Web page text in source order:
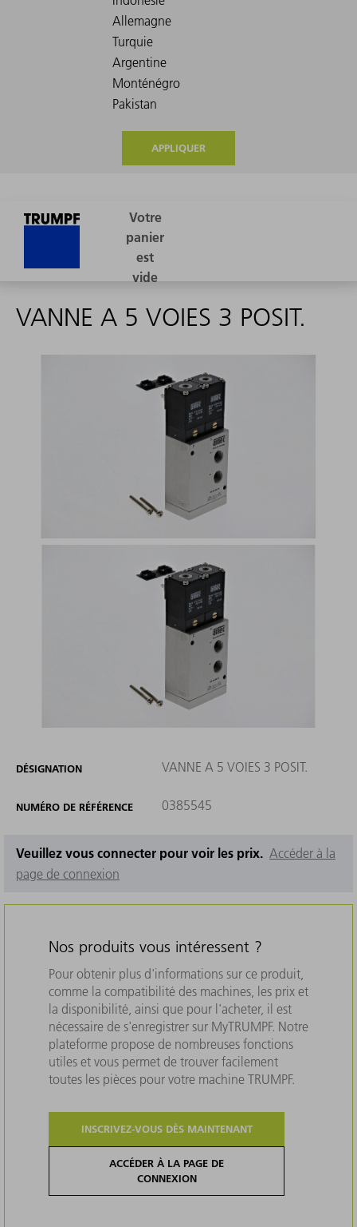
APPLIQUER
VANNE A 5 VOIES 3 POSIT.
DÉSIGNATION VANNE A 5 VOIES 3 POSIT.
NUMÉRO DE RÉFÉRENCE 0385545
Veuillez vous connecter pour voir les prix. Accéder à la
page de connexion
Nos produits vous intéressent ?
Pour obtenir plus d'informations sur ce produit,
comme la compatibilité des machines, les prix et
la disponibilité, ainsi que pour l'acheter, il est
nécessaire de s'enregistrer sur MyTRUMPF. Notre
plateforme propose de nombreuses fonctions
utiles et vous permet de trouver facilement
toutes les pièces pour votre machine TRUMPF.
INSCRIVEZ-VOUS DÈS MAINTENANT
ACCÉDER À LA PAGE DE
CONNEXION